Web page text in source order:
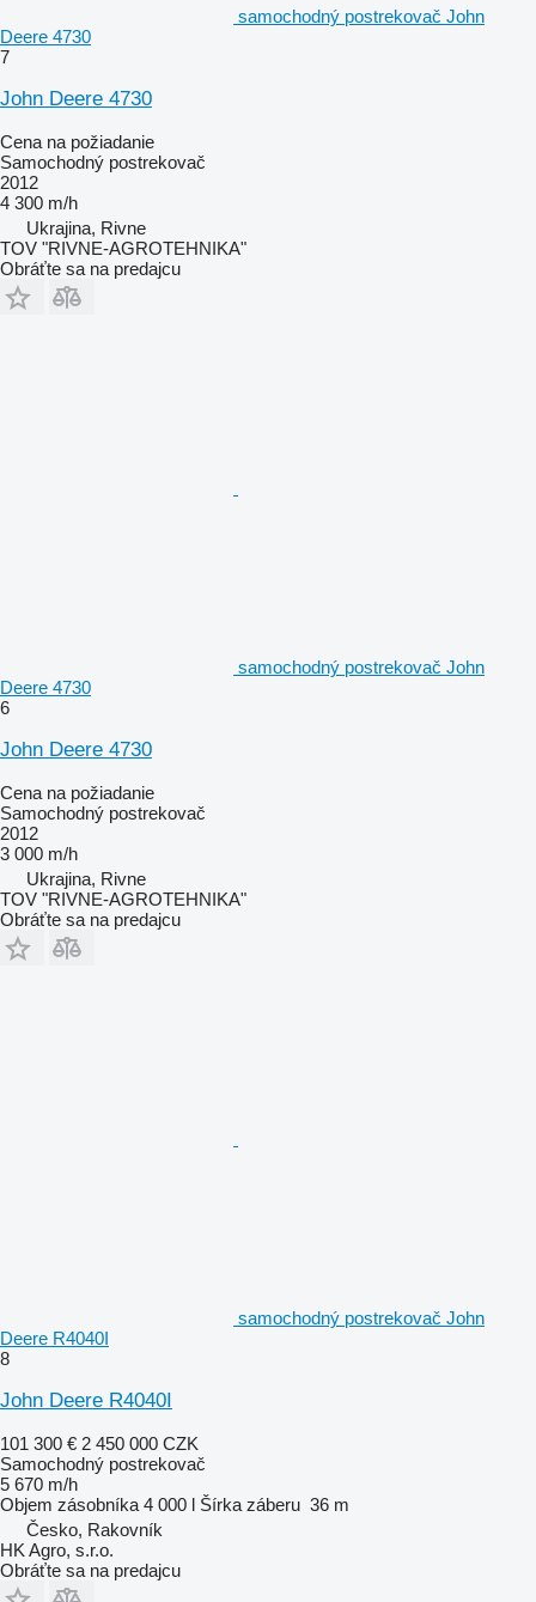
samochodný postrekovač John
Deere 4730
7
John Deere 4730
Cena na požiadanie
Samochodný postrekovač
2012
4 300 m/h
Ukrajina, Rivne
TOV "RIVNE-AGROTEHNIKA"
Obráťte sa na predajcu
samochodný postrekovač John
Deere 4730
6
John Deere 4730
Cena na požiadanie
Samochodný postrekovač
2012
3 000 m/h
Ukrajina, Rivne
TOV "RIVNE-AGROTEHNIKA"
Obráťte sa na predajcu
samochodný postrekovač John
Deere R4040I
8
John Deere R4040I
101 300 € 2 450 000 CZK
Samochodný postrekovač
5 670 m/h
Objem zásobníka 4 000 l Šírka záberu 36 m
Česko, Rakovník
HK Agro, s.r.o.
Obráťte sa na predajcu